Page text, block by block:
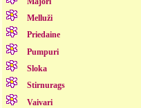
Melluži
Priedaine
Pumpuri
Sloka
Stirnurags
Vaivari